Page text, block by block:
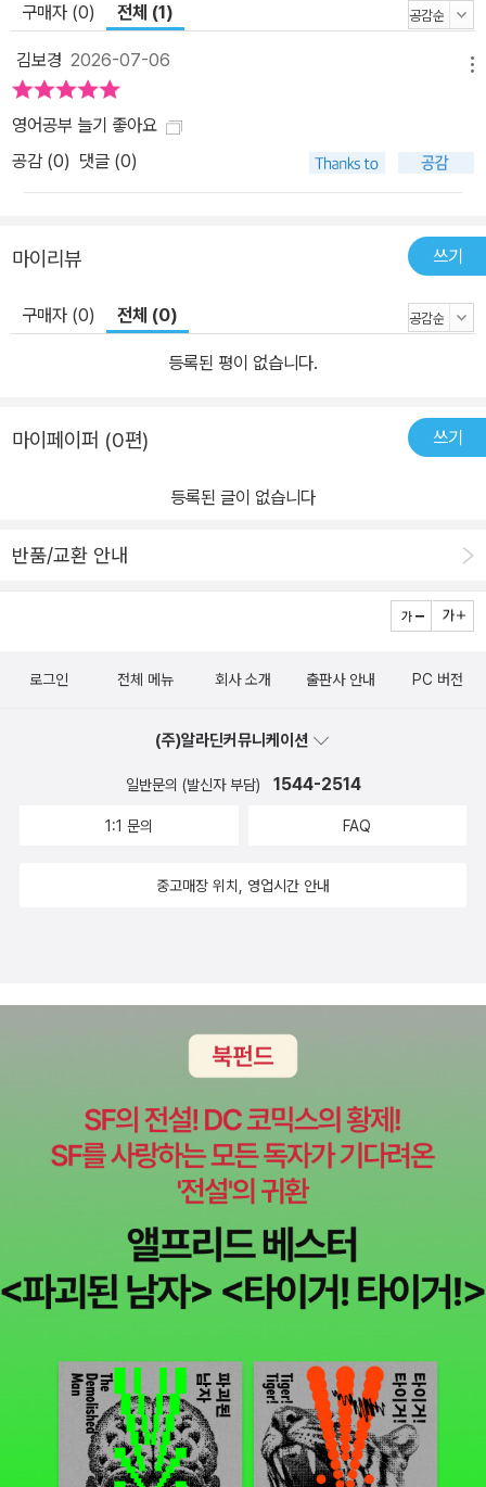
구매자 (0) 전체 (1)
김보경 2026-07-06
영어공부 늘기 좋아요
공감 (0) 댓글 (0)
마이리뷰 쓰기
구매자 (0) 전체 (0)
등록된 평이 없습니다.
마이페이퍼 (0편) 쓰기
등록된 글이 없습니다
반품/교환 안내
로그인 전체 메뉴 회사 소개 출판사 안내 PC 버전
(주)알라딘커뮤니케이션
일반문의 (발신자 부담) 1544-2514
1:1 문의 FAQ
중고매장 위치, 영업시간 안내